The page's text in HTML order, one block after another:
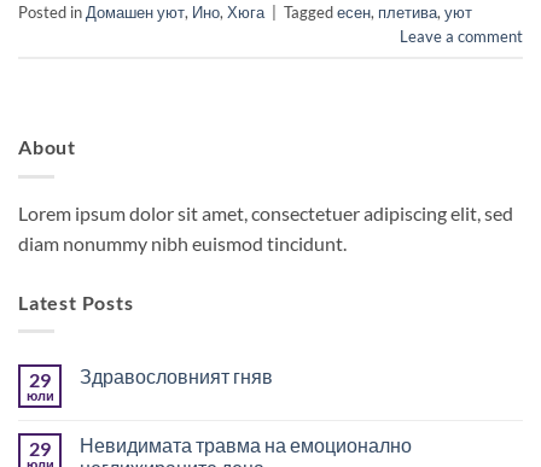
Posted in Домашен уют, Ино, Хюга Taggedесен, плетива, уют
Leave a comment
About
Lorem ipsum dolor sit amet, consectetuer adipiscing elit, sed
diam nonummy nibh euismod tincidunt.
Latest Posts
29
юли
Здравословният гняв
Здравословният
гняв
29
Невидимата травма на емоционално